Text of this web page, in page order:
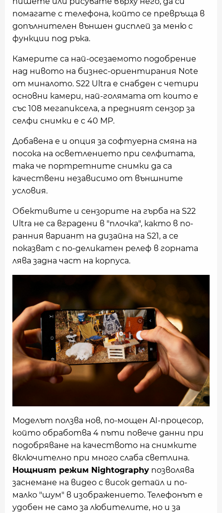
помагате с телефона, който се превръща в
допълнителен външен дисплей за меню с
функции под ръка.
Камерите са най-осезаемото подобрение
над нивото на бизнес-ориентирания Note
от миналото. S22 Ultra е снабден с четири
основни камери, най-голямата от които е
със 108 мегапиксела, а предният сензор за
селфи снимки е с 40 MP.
Добавена е и опция за софтуерна смяна на
посока на осветлението при селфитата,
така че портретните снимки да са
качествени независимо от външните
условия.
Обективите и сензорите на гърба на S22
Ultra не са вградени в "плочка", както в по-
ранния вариант на дизайна на S21, а се
показват с по-деликатен релеф в горната
лява задна част на корпуса.
Моделът ползва нов, по-мощен AI-процесор,
който обработва 4 пъти повече данни при
подобряване на качеството на снимките
включително при много слаба светлина.
Нощният режим Nightography позволява
заснемане на видео с висок детайл и по-
малко "шум" в изображението. Телефонът е
удобен не само за любителите, но и за